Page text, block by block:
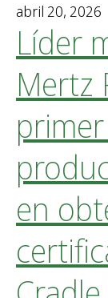
abril 20, 2026
Líder
Mertz
en